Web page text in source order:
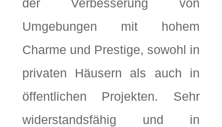
der Verbesserung von
Umgebungen mit hohem
Charme und Prestige, sowohl in
privaten Häusern als auch in
öffentlichen Projekten. Sehr
widerstandsfähig und in